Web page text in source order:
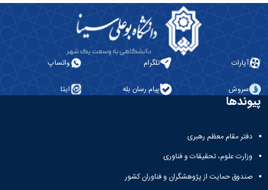
آپارات تلگرام واتساپ
سروش پیام رسان بله ایتا
پیوندها
دفتر مقام معظم رهبری
وزارت علوم، تحقیقات و فناوری
صندوق حمایت از پژوهشگران و فناوران کشور